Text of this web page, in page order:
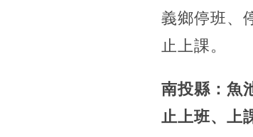
義鄉停班、
止上課。
南投縣：魚
止上班、上